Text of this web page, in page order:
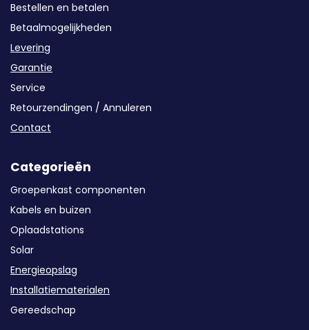
Bestellen en betalen
Betaalmogelijkheden
Levering
Garantie
Service
Retourzendingen / Annuleren
Contact
Categorieën
Groepenkast componenten
Kabels en buizen
Oplaadstations
Solar
Energieopslag
Installatiematerialen
Gereedschap